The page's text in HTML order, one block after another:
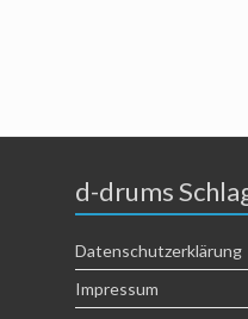
d-drums
Datenschutzerklärung
Impressum